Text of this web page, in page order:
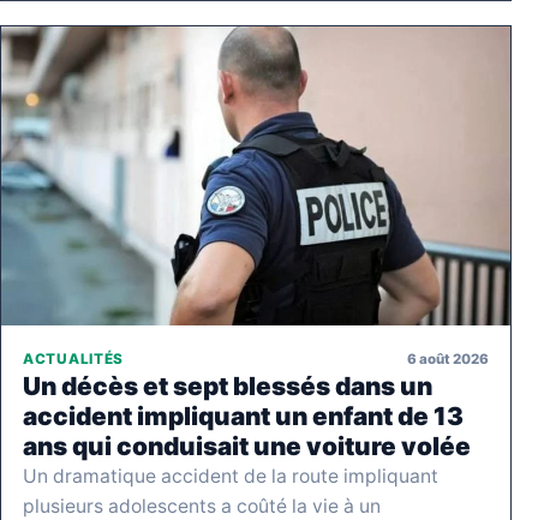
ACTUALITÉS 6 août 2026
Un décès et sept blessés dans un
accident impliquant un enfant de 13
ans qui conduisait une voiture volée
Un dramatique accident de la route impliquant
plusieurs adolescents a coûté la vie à un